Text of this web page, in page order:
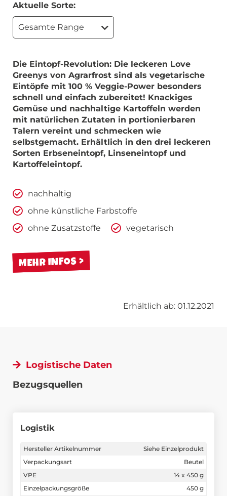
Aktuelle Sorte:
Gesamte Range
Die Eintopf-Revolution: Die leckeren Love
Greenys von Agrarfrost sind als vegetarische
Eintöpfe mit 100 % Veggie-Power besonders
schnell und einfach zubereitet! Knackiges
Gemüse und nachhaltige Kartoffeln werden
mit natürlichen Zutaten in portionierbaren
Talern vereint und schmecken wie
selbstgemacht. Erhältlich in den drei leckeren
Sorten Erbseneintopf, Linseneintopf und
Kartoffeleintopf.
nachhaltig
ohne künstliche Farbstoffe
ohne Zusatzstoffe
vegetarisch
MEHR INFOS
Erhältlich ab: 01.12.2021
Logistische Daten
Bezugsquellen
Logistik
Hersteller Artikelnummer
Siehe Einzelprodukt
Verpackungsart
Beutel
VPE
14 x 450 g
Einzelpackungsgröße
450 g